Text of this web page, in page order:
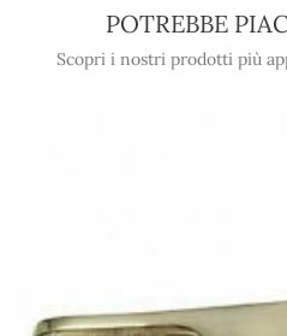
POTREBBE
Scopri i nostri prodotti più